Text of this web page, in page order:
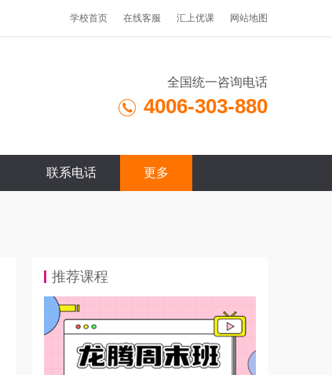
学校首页 在线客服 汇上优课 网站地图
全国统一咨询电话
4006-303-880
联系电话 更多
推荐课程